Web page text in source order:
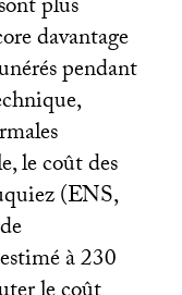
plus
davantage
pendant
le coût des
(ENS,
à 230